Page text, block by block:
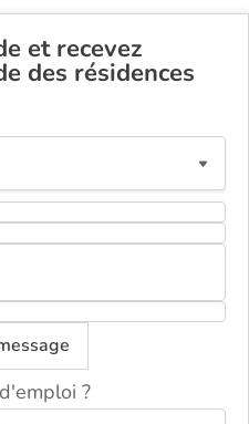
et recevez
des résidences
?